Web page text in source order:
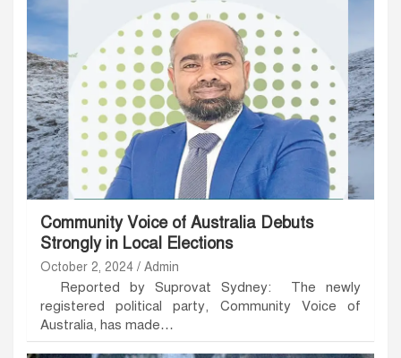
Community Voice of Australia Debuts
Strongly in Local Elections
October 2, 2024 Admin
Reported by Suprovat Sydney: The newly
registered political party, Community Voice of
Australia, has made…